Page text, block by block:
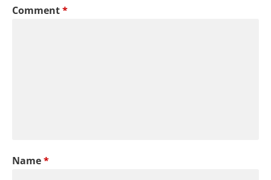
Comment*
Name*